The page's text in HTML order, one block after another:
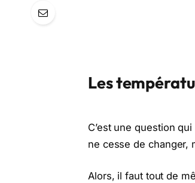
Les
C’est une question
ne cesse de changer,
Alors, il faut tout de